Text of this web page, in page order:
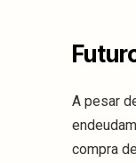
A pesar
compra